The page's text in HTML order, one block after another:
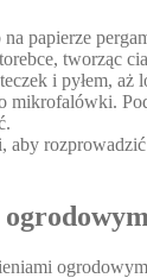
na papierze
tworząc
i pyłem, aż
mikrofalówki.
aby